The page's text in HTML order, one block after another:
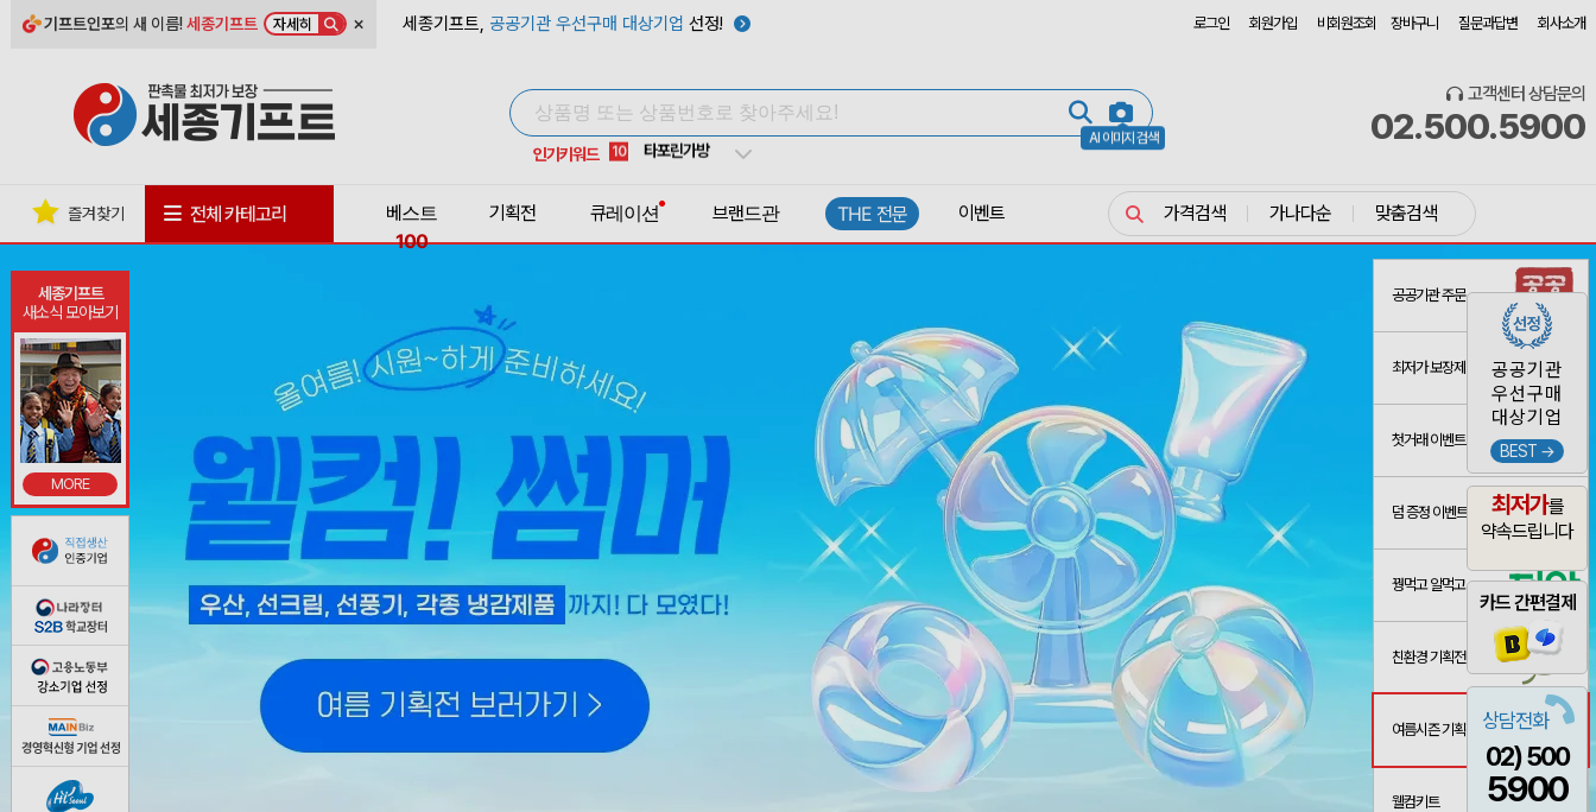
기프트인포의 새 이름!세종기프트 자세히 × 세종기프트, 공공기관 우선구매 대상기업 선정! 로그인 회원가입 비회원조회 장바구니 질문과답변 회사소개
AI 이미지 검색
인기키워드
7 텀블러
10 타포린가방
1 선풍기
고객센터 상담문의
02.500.5900
세종기프트
새소식 모아보기
MORE
공공기관
우선구매
대상기업
BEST →
최저가를
약속드립니다
카드 간편결제
상담전화
02) 500
5900
즐겨찾기 전체 카테고리
베스트
100
기획전 큐레이션 브랜드관 THE 전문 이벤트 가격검색 가나다순 맞춤검색
공공기관 주문
최저가 보장제
첫거래 이벤트
덤 증정 이벤트
꿩먹고 알먹고
친환경 기획전
여름시즌 기획전
웰컴키트
375145 230 모두애 LED 키캡 키링 굿즈 이미소 산출완료
[주문제작] 에코백 맞춤 제작 서비스 08-06